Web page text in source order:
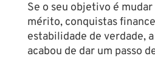
Se o seu objetivo é
mérito, conquistas
estabilidade de verdade,
acabou de dar um passo